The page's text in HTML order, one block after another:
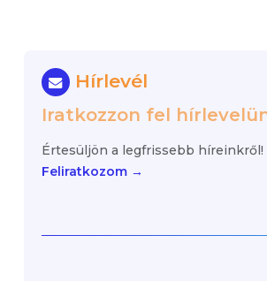
Hírlevél
Iratkozzon fel
Értesüljön a legfrissebb híreinkről!
Feliratkozom →